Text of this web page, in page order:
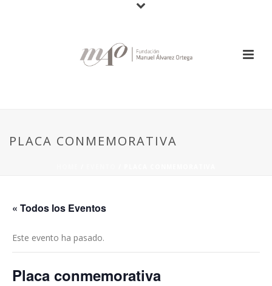
PLACA CONMEMORATIVA
« Todos los Eventos
Este evento ha pasado.
Placa conmemorativa